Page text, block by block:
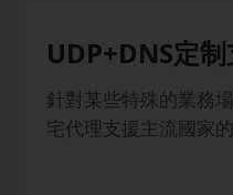
UDP+DNS定
針對某些特殊的業務
宅代理支援主流國家